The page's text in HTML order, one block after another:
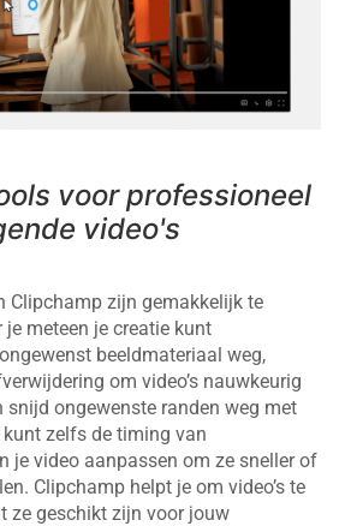
voor professioneel
video's
Clipchamp zijn gemakkelijk te
meteen je creatie kunt
beeldmateriaal weg,
om video’s nauwkeurig
snijd ongewenste randen weg met
kunt zelfs de timing van
je video aanpassen om ze sneller of
Clipchamp helpt je om video’s te
ze geschikt zijn voor jouw